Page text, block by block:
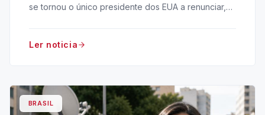
se tornou o único presidente dos EUA a renunciar,
Ler noticia
BRASIL